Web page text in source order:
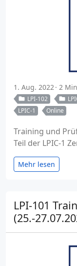
1. Aug. 2022 2
LPI-102
LPIC-1
Online
Training und
Teil der LPIC-1
Mehr lesen
LPI-101
(25.-